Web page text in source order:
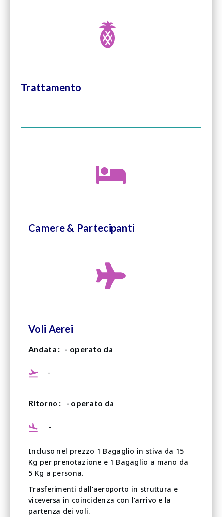
Trattamento
Camere & Partecipanti
Voli Aerei
Andata : - operato da
-
Ritorno : - operato da
-
Incluso nel prezzo 1 Bagaglio in stiva da 15
Kg per prenotazione e 1 Bagaglio a mano da
5 Kg a persona.
Trasferimenti dall'aeroporto in struttura e
viceversa in coincidenza con l'arrivo e la
partenza dei voli.